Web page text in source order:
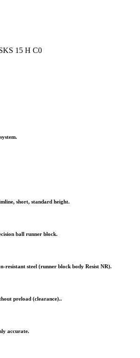
15 H С0
short, standard height.
ball runner block.
resistant steel (runner block body Resist NR).
preload (clearance)..
accurate.